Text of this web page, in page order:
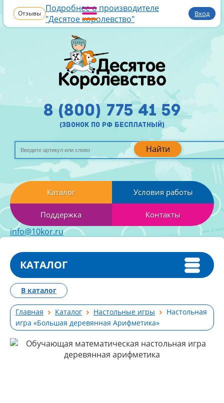
Отзывы Подробнее о производителе
"Десятое королевство"
Вход
Найти
8 (800) 775 41 59
(звонок по рф бесплатный)
Каталог Условия работы
Поддержка Контакты
info@10kor.ru
КАТАЛОГ
Главная Каталог Настольные игры
Настольная
игра «Большая деревянная Арифметика»
В каталог